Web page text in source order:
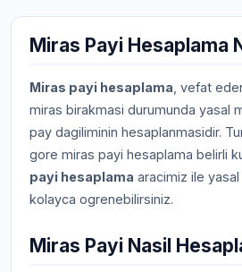
Miras Payi Hesaplama
Miras payi hesaplama , vefat
miras birakmasi durumunda yasal
pay dagiliminin hesaplanmasidir.
gore miras payi hesaplama belirli
payi hesaplama aracimiz ile
kolayca ogrenebilirsiniz.
Miras Payi Nasil